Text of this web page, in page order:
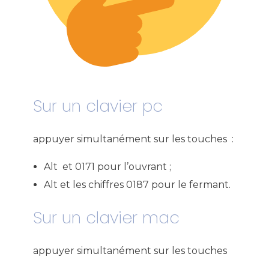
Sur un clavier pc
appuyer simultanément sur les touches :
Alt et 0171 pour l’ouvrant ;
Alt et les chiffres 0187 pour le fermant.
Sur un clavier mac
appuyer simultanément sur les touches